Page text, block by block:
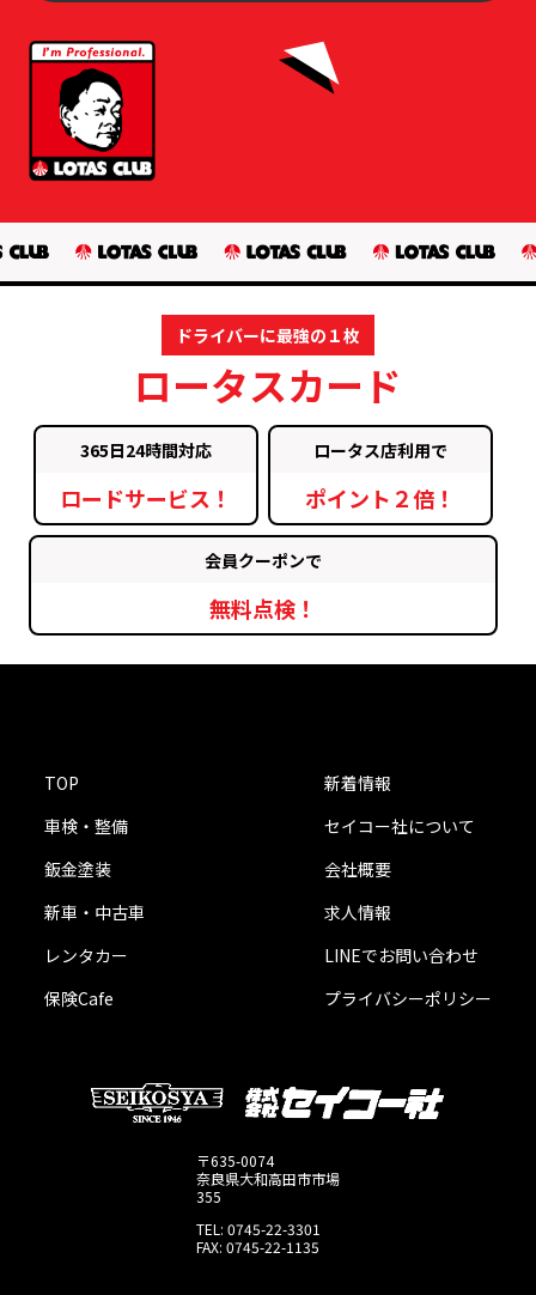
ドライバーに最強の１枚
ロータスカード
365日24時間対応
ロードサービス！
ロータス店利用で
ポイント２倍！
会員クーポンで
無料点検！
TOP
車検・整備
鈑金塗装
新車・中古車
レンタカー
保険Cafe
新着情報
セイコー社について
会社概要
求人情報
LINEでお問い合わせ
プライバシーポリシー
〒635-0074
奈良県大和高田市市場
355
TEL: 0745-22-3301
FAX: 0745-22-1135